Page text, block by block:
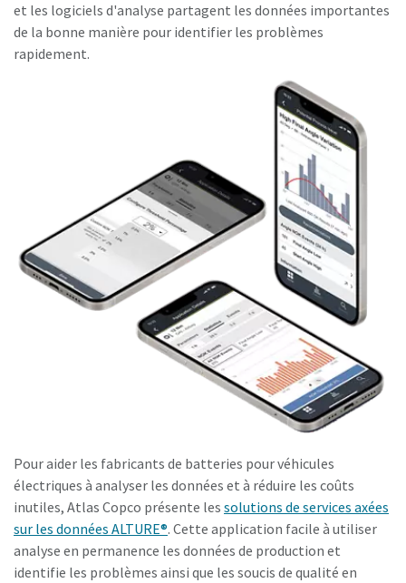
et les logiciels d'analyse partagent les données importantes
de la bonne manière pour identifier les problèmes
rapidement.
Pour aider les fabricants de batteries pour véhicules
électriques à analyser les données et à réduire les coûts
inutiles, Atlas Copco présente les solutions de services axées
sur les données ALTURE®. Cette application facile à utiliser
analyse en permanence les données de production et
identifie les problèmes ainsi que les soucis de qualité en